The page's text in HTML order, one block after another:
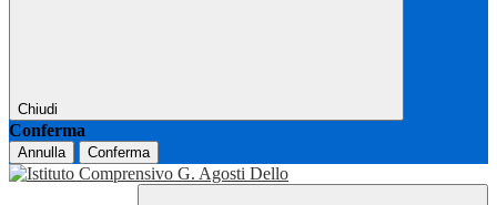
Chiudi
Conferma
Annulla Conferma